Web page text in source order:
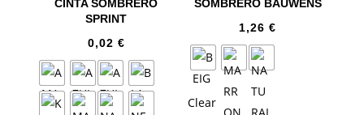
CINTA SOMBRERO
SPRINT
0,02 €
SOMBRERO BAUWENS
1,26€
Clear